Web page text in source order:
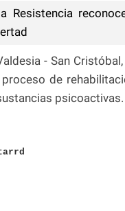
Resistencia
- San
de
psicoactivas.